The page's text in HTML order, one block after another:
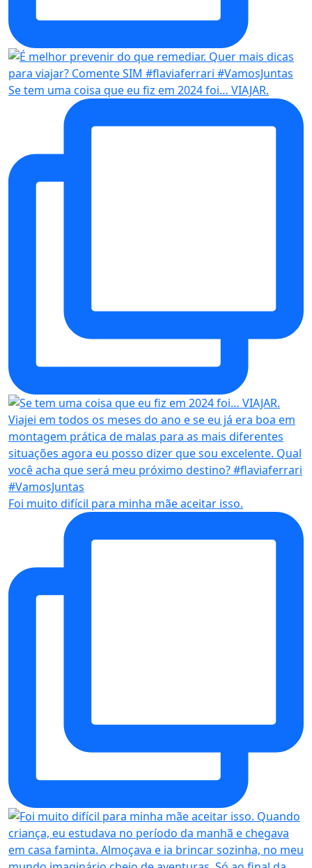
Se tem uma coisa que eu fiz em 2024 foi… VIAJAR.
Foi muito difícil para minha mãe aceitar isso.